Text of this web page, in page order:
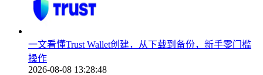
一文看懂Trust Wallet创建，从下载到备份，新手零门槛
操作
2026-08-08 13:28:48